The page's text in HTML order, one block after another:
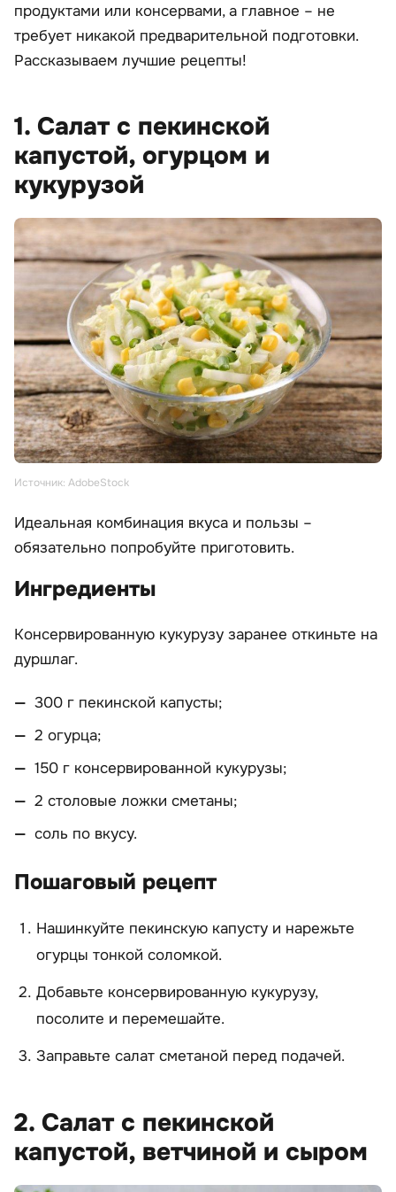
продуктами или консервами, а главное – не
требует никакой предварительной подготовки.
Рассказываем лучшие рецепты!
1. Салат с пекинской
капустой, огурцом и
кукурузой
Источник: AdobeStock
Идеальная комбинация вкуса и пользы –
обязательно попробуйте приготовить.
Ингредиенты
Консервированную кукурузу заранее откиньте на
дуршлаг.
300 г пекинской капусты;
2 огурца;
150 г консервированной кукурузы;
2 столовые ложки сметаны;
соль по вкусу.
Пошаговый рецепт
Нашинкуйте пекинскую капусту и нарежьте
огурцы тонкой соломкой.
Добавьте консервированную кукурузу,
посолите и перемешайте.
Заправьте салат сметаной перед подачей.
2. Салат с пекинской
капустой, ветчиной и сыром